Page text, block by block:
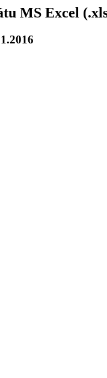
MS Excel